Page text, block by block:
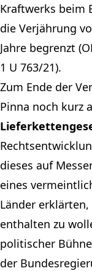
Kraftwerks beim
die Verjährung
Jahre begrenzt
1 U 763/21).
Zum Ende der
Pinna noch kurz
dieses auf
eines
Länder
enthalten zu
politischer
der